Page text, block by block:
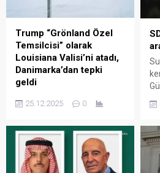
Trump “Grönland Özel
Temsilcisi” olarak
Louisiana Valisi’ni atadı,
Danimarka’dan tepki
geldi
Trump, Louisiana Valisi Jeff
temsilcisi olarak atadı.
Atama sonrasında
Danimarka’dan tepki geldi.
25.12.2025 0